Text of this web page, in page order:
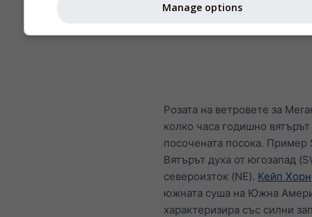
Розата на ветровете за
колко часа годишно вятърът
посочената посока. Пример
Вятърът духа от югозапад
североизток (NE). Кейп Хорн
южната суша на Южна
характеризира със силни
Manage options